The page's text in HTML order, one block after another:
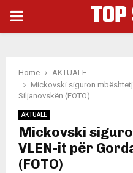
PRIMARY
Home
AKTUALE
Mickovski siguron
Siljanovskën (FOTO)
AKTUALE
Mickovski
VLEN-it për
(FOTO)